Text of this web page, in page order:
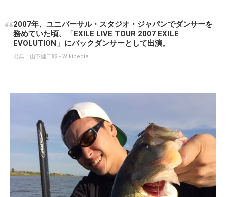
2007年、ユニバーサル・スタジオ・ジャパンでダンサーを
務めていた頃、「EXILE LIVE TOUR 2007 EXILE
EVOLUTION」にバックダンサーとして出演。
出典： 山下健二郎 - Wikipedia